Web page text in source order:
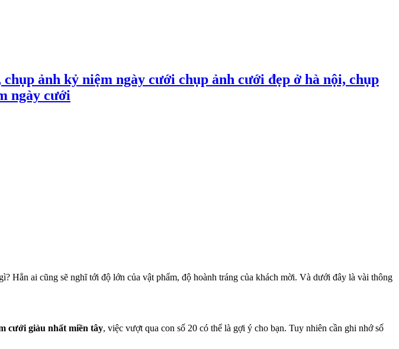
ảnh kỷ niệm ngày cưới chụp ảnh cưới đẹp ở hà nội, chụp
ngày cưới
Hẳn ai cũng sẽ nghĩ tới độ lớn của vật phẩm, độ hoành tráng của khách mời. Và dưới đây là vài thông
cưới giàu nhất miền tây, việc vượt qua con số 20 có thể là gợi ý cho bạn. Tuy nhiên cần ghi nhớ số